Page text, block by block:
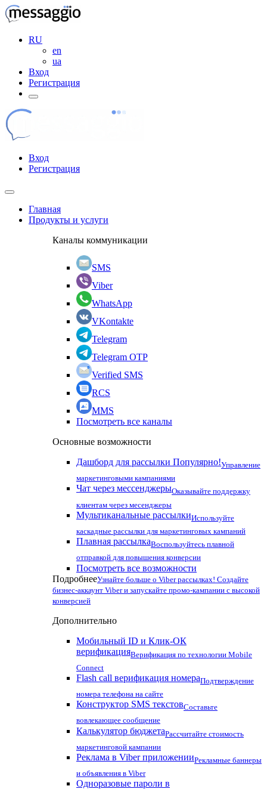
RU
en
ua
Вход
Регистрация
Вход
Регистрация
Главная
Продукты и услуги
Каналы коммуникации
SMS
Viber
WhatsApp
VKontakte
Telegram
Telegram OTP
Verified SMS
RCS
MMS
Посмотреть все каналы
Основные возможности
Дашборд для рассылки Популярно!Управление
маркетинговыми кампаниями
Чат через мессенджерыОказывайте поддержку
клиентам через месенджеры
Мультиканальные рассылкиИспользуйте
каскадные рассылки для маркетинговых кампаний
Плавная рассылкаВоспользуйтесь плавной
отправкой для повышения конверсии
Посмотреть все возможности
ПодробнееУзнайте больше о Viber рассылках! Создайте
бизнес-аккаунт Viber и запускайте промо-кампании с высокой
конверсией
Дополнительно
Мобильный ID и Клик-ОК
верификацияВерификация по технологии Mobile
Connect
Flash call верификация номераПодтверждение
номера телефона на сайте
Конструктор SMS текстовСоставьте
вовлекающее сообщение
Калькулятор бюджетаРассчитайте стоимость
маркетинговой кампании
Реклама в Viber приложенииРекламные баннеры
и объявления в Viber
Одноразовые пароли в